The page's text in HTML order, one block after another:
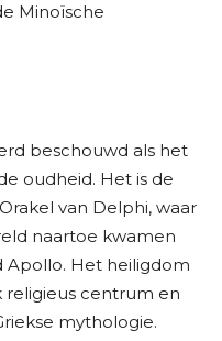
Minoïsche
beschouwd als het
oudheid. Het is de
van Delphi, waar
naartoe kwamen
Apollo. Het heiligdom
religieus centrum en
mythologie.